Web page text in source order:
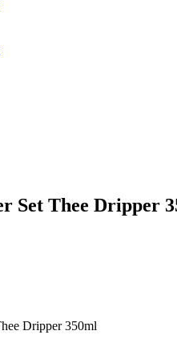
Set Thee Dripper
Dripper 350ml